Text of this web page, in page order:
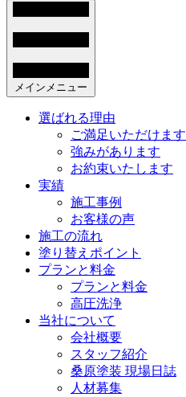
メインメニュー
選ばれる理由
ご満足いただけます
強みがあります
お約束いたします
実績
施工事例
お客様の声
施工の流れ
塗り替えポイント
プランと料金
プランと料金
高圧洗浄
当社について
会社概要
スタッフ紹介
桑原塗装 現場日誌
人材募集